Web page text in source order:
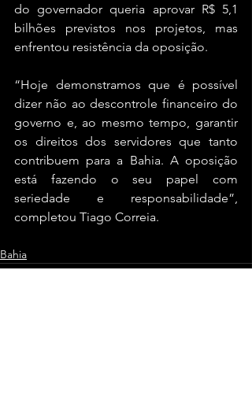
do governador queria aprovar R$ 5,1
bilhões previstos nos projetos, mas
enfrentou resistência da oposição.
“Hoje demonstramos que é possível
dizer não ao descontrole financeiro do
governo e, ao mesmo tempo, garantir
os direitos dos servidores que tanto
contribuem para a Bahia. A oposição
está fazendo o seu papel com
seriedade e responsabilidade”,
completou Tiago Correia.
Bahia